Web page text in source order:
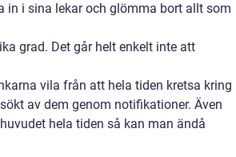
i sina lekar och glömma bort allt som
grad. Det går helt enkelt inte att
vila från att hela tiden kretsa kring
av dem genom notifikationer. Även
hela tiden så kan man ändå